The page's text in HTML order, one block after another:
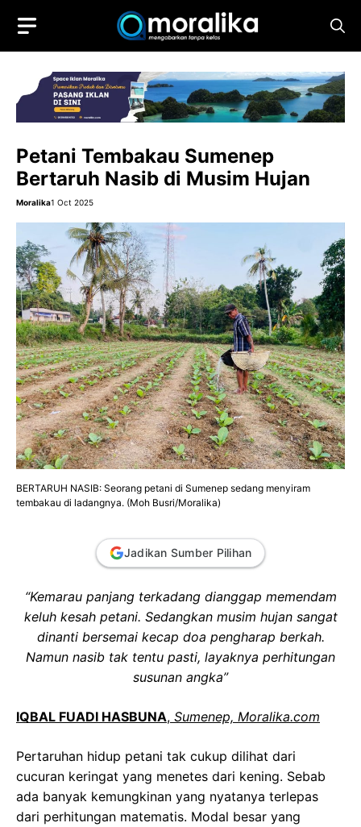
content
Petani Tembakau Sumenep
Bertaruh Nasib di Musim Hujan
Moralika1 Oct 2025
BERTARUH NASIB: Seorang petani di Sumenep sedang menyiram
tembakau di ladangnya. (Moh Busri/Moralika)
Jadikan Sumber Pilihan
“Kemarau panjang terkadang dianggap memendam
keluh kesah petani. Sedangkan musim hujan sangat
dinanti bersemai kecap doa pengharap berkah.
Namun nasib tak tentu pasti, layaknya perhitungan
susunan angka”
IQBAL FUADI HASBUNA, Sumenep, Moralika.com
Pertaruhan hidup petani tak cukup dilihat dari
cucuran keringat yang menetes dari kening. Sebab
ada banyak kemungkinan yang nyatanya terlepas
dari perhitungan matematis. Modal besar yang